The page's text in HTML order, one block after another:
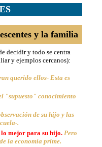
y la familia
decidir y todo se centra
y ejemplos cercanos):
querido ellos- Esta es
"supuesto" conocimiento
de su hijo y las
.
lo mejor para su hijo.Pero
la economía prime.